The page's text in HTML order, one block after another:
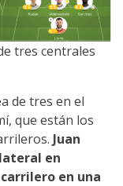
tres centrales
de tres en el
que están los
Juan
en
en una